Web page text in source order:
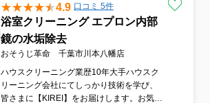
4.9 口コミ 5件
浴室クリーニング エプロン内部
鏡の水垢除去
おそうじ革命 千葉市川本八幡店
ハウスクリーニング業歴10年大手ハウスク
リーニング会社にてしっかり技術を学び、
皆さまに【KIREI】をお届けします。お気軽